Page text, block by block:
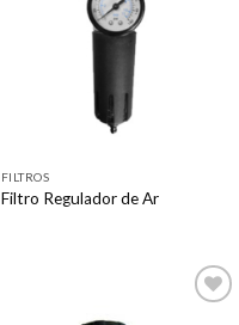
FILTROS
Filtro Regulador de Ar